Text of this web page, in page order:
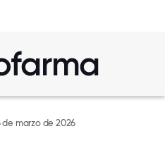
de marzo de 2026